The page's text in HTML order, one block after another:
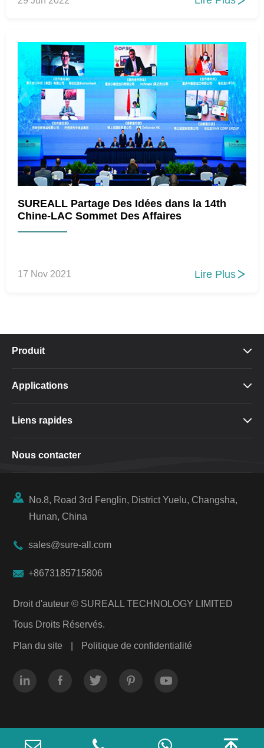
SUREALL Partage Des Idées dans la 14th
Chine-LAC Sommet Des Affaires
17 Nov 2021 Lire Plus 
Produit 
Applications 
Liens rapides 
Nous contacter

No.8, Road 3rd Fenglin, District Yuelu, Changsha,
Hunan, China
 sales@sure-all.com
 +8673185715806
Droit d'auteur © SUREALL TECHNOLOGY LIMITED
Tous Droits Réservés.
Plan du site Politique de confidentialité
    